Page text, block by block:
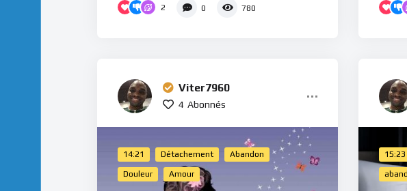
2 0 780
Viter7960
4 Abonnés
14:21 Détachement Abandon
Douleur Amour
15:23